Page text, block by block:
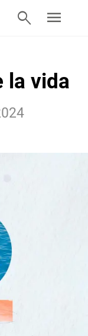
search menu
la vida